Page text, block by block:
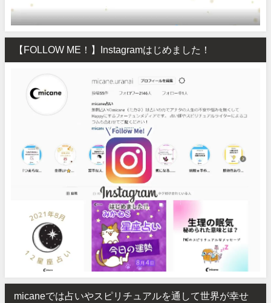
【FOLLOW ME！】Instagramはじめました！
micaneでは占いやスピリチュアルを通して世界が幸せ